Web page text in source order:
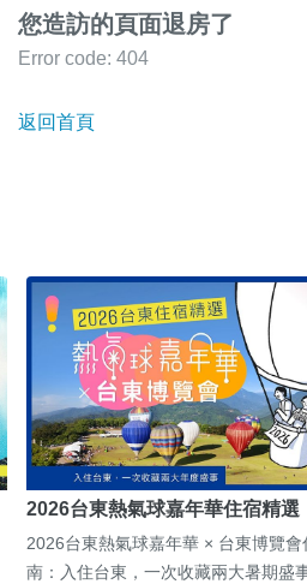
您造訪的頁面退房了
Error code: 404
返回首頁
2026台東熱氣球嘉年華住宿精
2026台東熱氣球嘉年華 × 台東博覽會
南：入住台東，一次收藏兩大暑期盛